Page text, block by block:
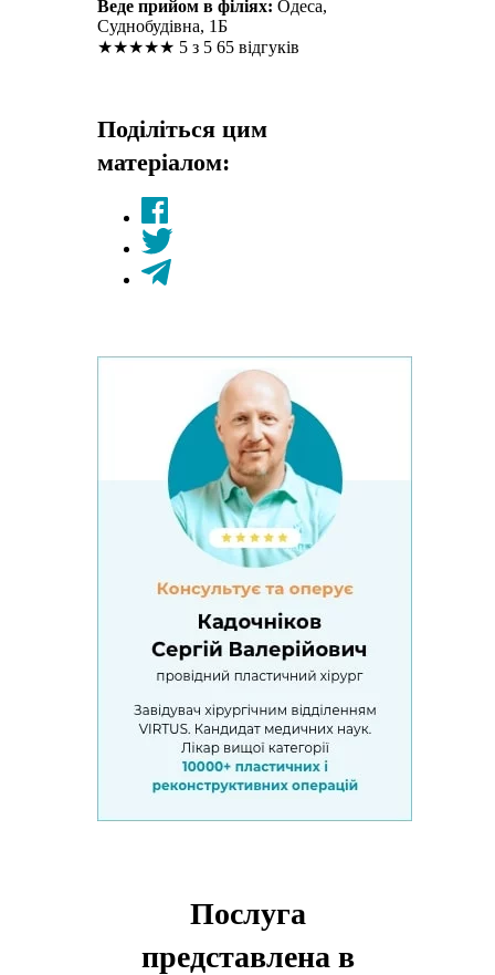
Веде прийом в філіях: Одеса,
Суднобудівна, 1Б
★★★★★ 5 з 5 65 відгуків
Поділіться цим
матеріалом:
Послуга
представлена в